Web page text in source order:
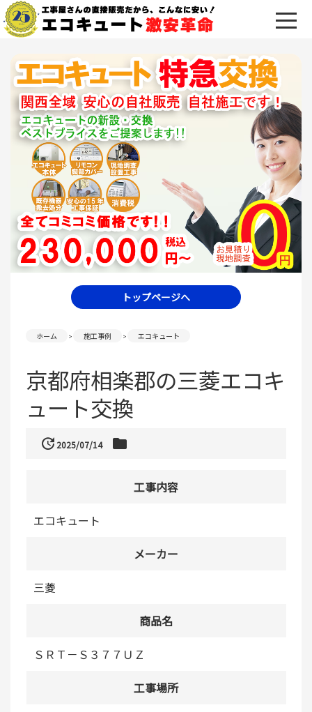
トップページへ
ホーム 施工事例 エコキュート
京都府相楽郡の三菱エコキ
ュート交換
update2025/07/14 folder
工事内容
エコキュート
メーカー
三菱
商品名
ＳＲＴ－Ｓ３７７ＵＺ
工事場所